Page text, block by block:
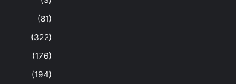
(81)
(322)
(176)
(194)